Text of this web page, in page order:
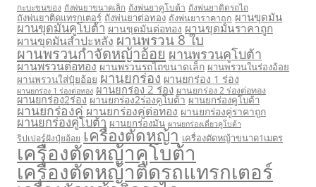
กะบะขนของ ถังพ่นยาขนาดเล็ก ถังพ่นยาคูโบต้า ถังพ่นยาติดรถไถ
ถังพ่นยาติดแทรกเตอร์ ถังพ่นยาต่อทอง ถังพ่นยาราคาถูก ผานขุดมัน
ผานขุดมันคูโบต้า ผานขุดมันต่อทอง ผานขุดมันราคาถูก
ผานขุดมันสำปะหลัง ผานพรวน 8 ใบ
ผานพรวนกำจัดหญ้าอ้อย ผานพรวนคูโบต้า
ผานพรวนต่อทอง ผานพรวนรถไถขนาดเล็ก ผานพรวนในร่องอ้อย
ผานพรวนใส่ปุ๋ยอ้อย ผานยกร่อง ผานยกร่อง 1 ร่อง
ผานยกร่อง 1 ร่องต่อทอง ผานยกร่อง 2 ร่อง ผานยกร่อง 2 ร่องต่อทอง
ผานยกร่อง2ร่อง ผานยกร่อง2ร่องคูโบต้า ผานยกร่องคูโบต้า
ผานยกร่องคู่ ผานยกร่องคู่ต่อทอง ผานยกร่องคู่ราคาถูก
ผานยกร่องคู่โบต้า ผานยกร่องมัน ผานยกร่องเดี่ยวคูโบต้า
ริปเปอร์ฝังปุ๋ยอ้อย เครื่องตัดหญ้า เครื่องตัดหญ้าขนาด1เมตร
เครื่องตัดหญ้าคูโบต้า
เครื่องตัดหญ้าติดรถแทรกเตอร์